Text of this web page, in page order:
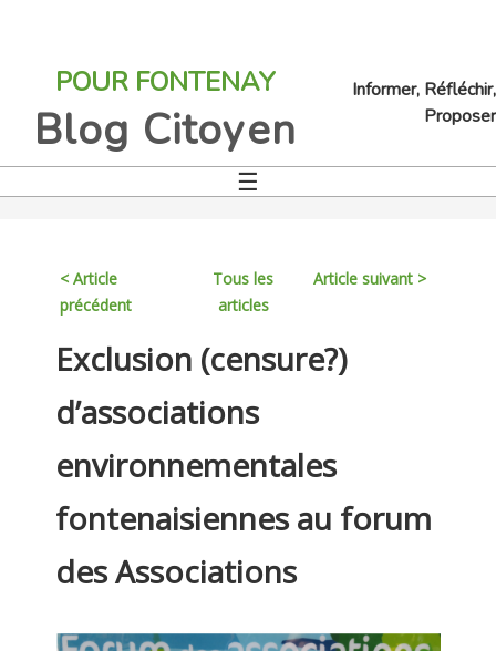
navigationPOUR FONTENAY
Blog Citoyen
Informer, Réfléchir,
Proposer
☰
< Article
précédent
Tous les
articles
Article suivant >
Back
to
top
Exclusion (censure?)
d’associations
environnementales
fontenaisiennes au forum
des Associations